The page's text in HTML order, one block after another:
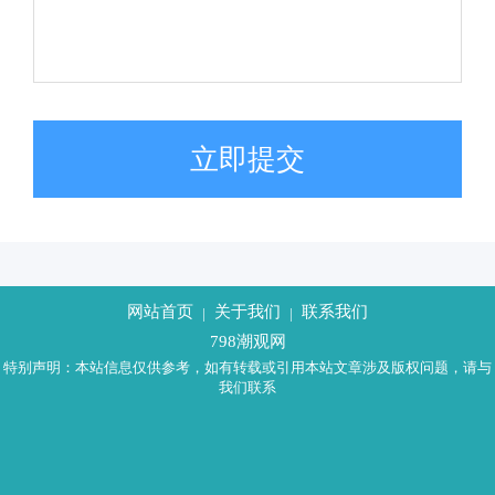
立即提交
网站首页 | 关于我们 |
联系我们
798潮观网
特别声明：本站信息仅供参考，如有转载或引用本站文章涉及版权问题，请与
我们联系